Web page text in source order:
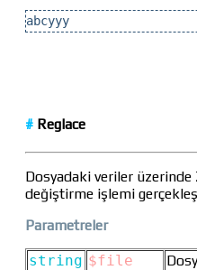
abcyyy
# Reglace
Dosyadaki veriler
değiştirme işlemi
Parametreler
string $file